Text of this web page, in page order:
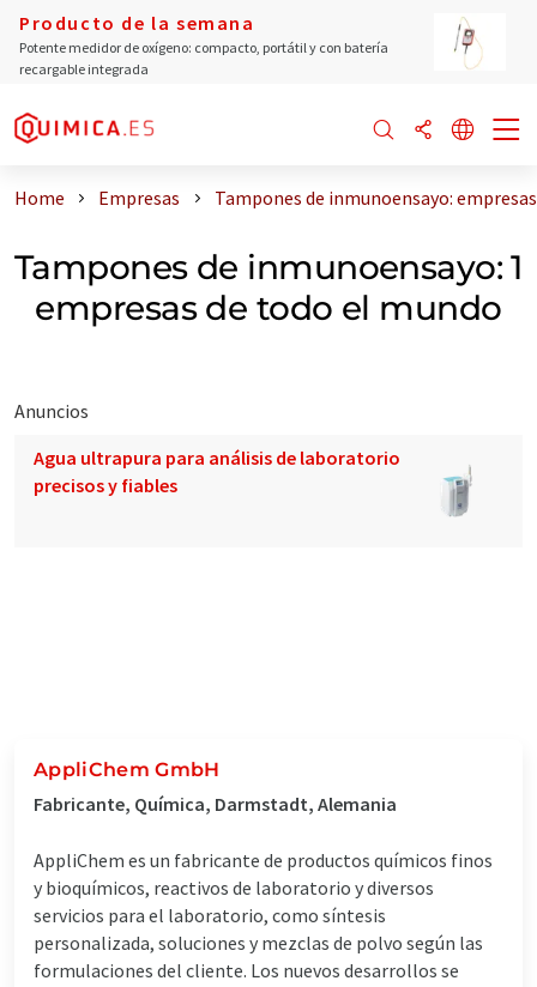
Producto de la semana
Potente medidor de oxígeno: compacto, portátil y con batería
recargable integrada
Home Empresas Tampones de inmunoensayo:
Tampones de inmunoensayo: 1
empresas de todo el mundo
Anuncios
Agua ultrapura para análisis de laboratorio
precisos y fiables
AppliChem GmbH
Fabricante, Química, Darmstadt, Alemania
AppliChem es un fabricante de productos químicos finos
y bioquímicos, reactivos de laboratorio y diversos
servicios para el laboratorio, como síntesis
personalizada, soluciones y mezclas de polvo según las
formulaciones del cliente. Los nuevos desarrollos se